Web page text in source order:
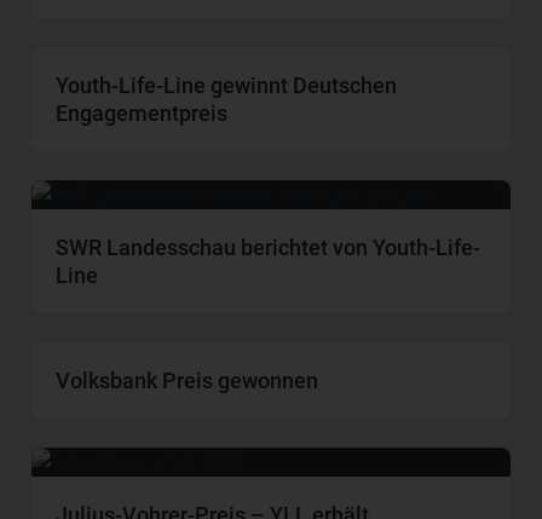
Youth-Life-Line gewinnt Deutschen
Engagementpreis
SWR Landesschau berichtet von Youth-Life-
Line
Volksbank Preis gewonnen